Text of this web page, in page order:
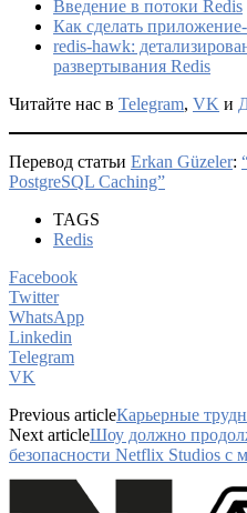
Введение в потоки Redis
Как сделать
redis-hawk:
развертывания Redis
Читайте нас в Telegram, VK и
Перевод статьи Erkan Güzeler:
PostgreSQL Caching”
TAGS
Redis
Facebook
Twitter
WhatsApp
Linkedin
Telegram
VK
Previous articleКарьерные
Next articleШоу должно
безопасности Netflix Studios с